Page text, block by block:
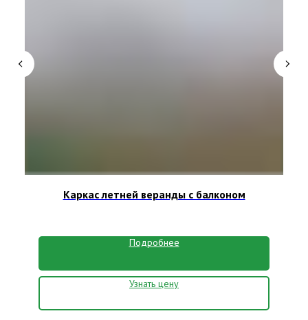
Каркас летней веранды с балконом
Подробнее
Узнать цену